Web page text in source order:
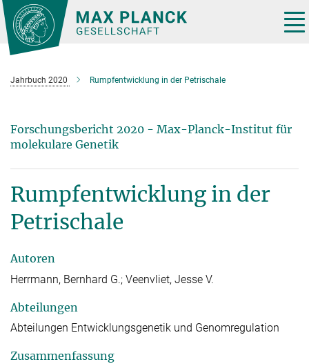
Hauptinhalt
Jahrbuch 2020 Rumpfentwicklung in der Petrischale
Forschungsbericht 2020 - Max-Planck-Institut für
molekulare Genetik
Rumpfentwicklung in der
Petrischale
Autoren
Herrmann, Bernhard G.; Veenvliet, Jesse V.
Abteilungen
Abteilungen Entwicklungsgenetik und Genomregulation
Zusammenfassung